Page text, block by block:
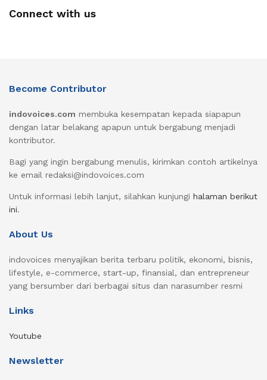
Connect with us
Become Contributor
indovoices.com membuka kesempatan kepada siapapun
dengan latar belakang apapun untuk bergabung menjadi
kontributor.
Bagi yang ingin bergabung menulis, kirimkan contoh artikelnya
ke email redaksi@indovoices.com
Untuk informasi lebih lanjut, silahkan kunjungi halaman berikut
ini.
About Us
indovoices menyajikan berita terbaru politik, ekonomi, bisnis,
lifestyle, e-commerce, start-up, finansial, dan entrepreneur
yang bersumber dari berbagai situs dan narasumber resmi
Links
Youtube
Newsletter